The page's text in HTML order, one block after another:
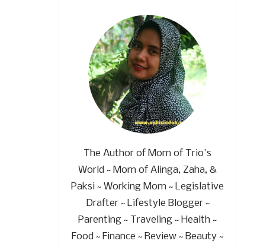
The Author of Mom of Trio's
World ~ Mom of Alinga, Zaha, &
Paksi ~ Working Mom ~ Legislative
Drafter ~ Lifestyle Blogger ~
Parenting ~ Traveling ~ Health ~
Food ~ Finance ~ Review ~ Beauty ~